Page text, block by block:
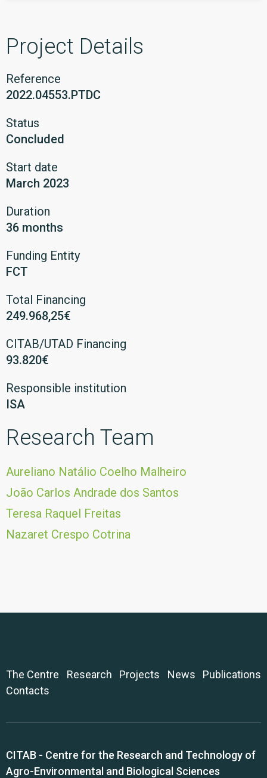
Project Details
Reference
2022.04553.PTDC
Status
Concluded
Start date
March 2023
Duration
36 months
Funding Entity
FCT
Total Financing
249.968,25€
CITAB/UTAD Financing
93.820€
Responsible institution
ISA
Research Team
Aureliano Natálio Coelho Malheiro
João Carlos Andrade dos Santos
Teresa Raquel Freitas
Nazaret Crespo Cotrina
The Centre Research Projects News
Publications
Contacts
CITAB - Centre for the Research and Technology of
Agro-Environmental and Biological Sciences